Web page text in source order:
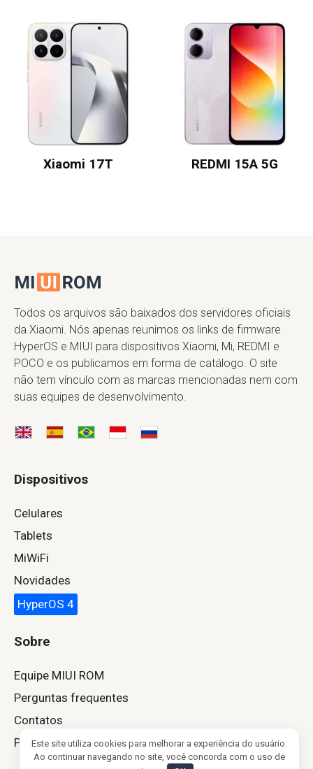
Xiaomi 17T REDMI 15A 5G
Todos os arquivos são baixados dos servidores oficiais
da Xiaomi. Nós apenas reunimos os links de firmware
HyperOS e MIUI para dispositivos Xiaomi, Mi, REDMI e
POCO e os publicamos em forma de catálogo. O site
não tem vínculo com as marcas mencionadas nem com
suas equipes de desenvolvimento.
Dispositivos
Celulares
Tablets
MiWiFi
Novidades
HyperOS 4
Sobre
Equipe MIUI ROM
Perguntas frequentes
Contatos
Política de Privacidade
Este site utiliza cookies para melhorar a experiência do usuário.
Ao continuar navegando no site, você concorda com o uso de